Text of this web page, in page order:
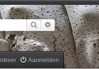
Zoek Uitgebreid
Aanmelden